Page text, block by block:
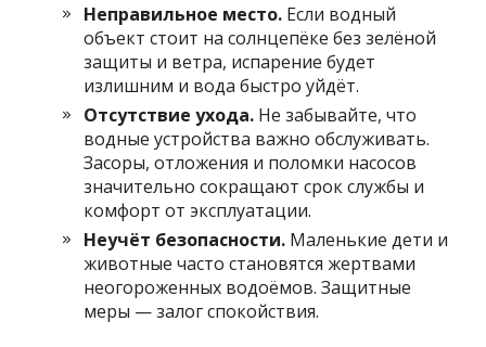
Неправильное место. Если водный
объект стоит на солнцепёке без зелёной
защиты и ветра, испарение будет
излишним и вода быстро уйдёт.
Отсутствие ухода. Не забывайте, что
водные устройства важно обслуживать.
Засоры, отложения и поломки насосов
значительно сокращают срок службы и
комфорт от эксплуатации.
Неучёт безопасности. Маленькие дети и
животные часто становятся жертвами
неогороженных водоёмов. Защитные
меры — залог спокойствия.